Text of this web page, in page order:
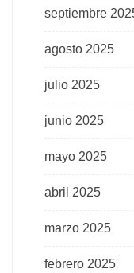
septiembre
agosto 2025
julio 2025
junio 2025
mayo 2025
abril 2025
marzo 2025
febrero 2025